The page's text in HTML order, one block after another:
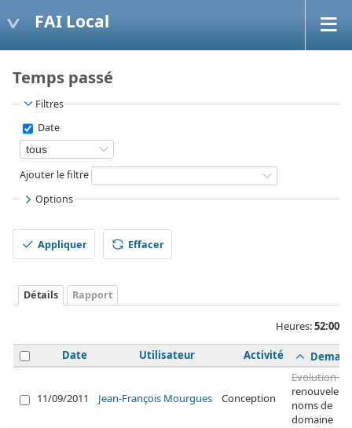
FAI Local
Temps passé
Filtres
Date
Ajouter le filtre
Options
Appliquer Effacer
Détails Rapport
Heures:52:00
Date Utilisateur Activité
11/09/2011 Jean-François Mourgues Conception
Evolution #1
renouveler
noms de
domaine